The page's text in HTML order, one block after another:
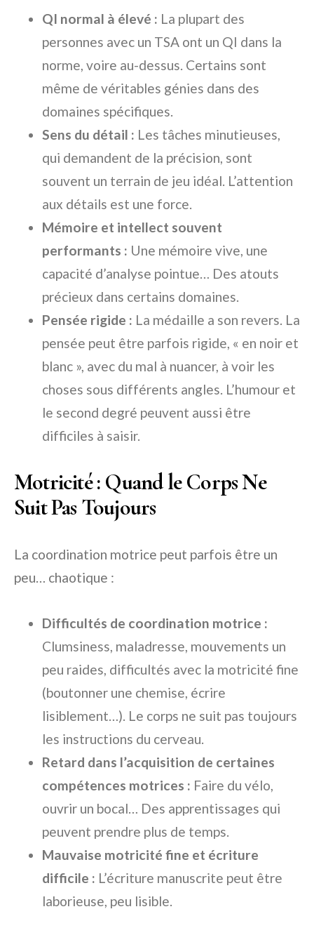
QI normal à élevé : La plupart des
personnes avec un TSA ont un QI dans la
norme, voire au-dessus. Certains sont
même de véritables génies dans des
domaines spécifiques.
Sens du détail : Les tâches minutieuses,
qui demandent de la précision, sont
souvent un terrain de jeu idéal. L’attention
aux détails est une force.
Mémoire et intellect souvent
performants : Une mémoire vive, une
capacité d’analyse pointue… Des atouts
précieux dans certains domaines.
Pensée rigide : La médaille a son revers. La
pensée peut être parfois rigide, « en noir et
blanc », avec du mal à nuancer, à voir les
choses sous différents angles. L’humour et
le second degré peuvent aussi être
difficiles à saisir.
Motricité : Quand le Corps Ne
Suit Pas Toujours
La coordination motrice peut parfois être un
peu… chaotique :
Difficultés de coordination motrice :
Clumsiness, maladresse, mouvements un
peu raides, difficultés avec la motricité fine
(boutonner une chemise, écrire
lisiblement…). Le corps ne suit pas toujours
les instructions du cerveau.
Retard dans l’acquisition de certaines
compétences motrices : Faire du vélo,
ouvrir un bocal… Des apprentissages qui
peuvent prendre plus de temps.
Mauvaise motricité fine et écriture
difficile : L’écriture manuscrite peut être
laborieuse, peu lisible.